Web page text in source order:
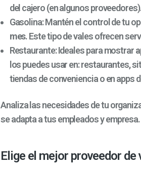
del cajero (en algunos
Gasolina: Mantén el control de tu
mes. Este tipo de vales ofrecen
Restaurante: Ideales para mostrar
los puedes usar en: restaurantes,
tiendas de conveniencia o en apps
Analiza las necesidades de tu
se adapta a tus empleados y empresa.
Elige el mejor proveedor de